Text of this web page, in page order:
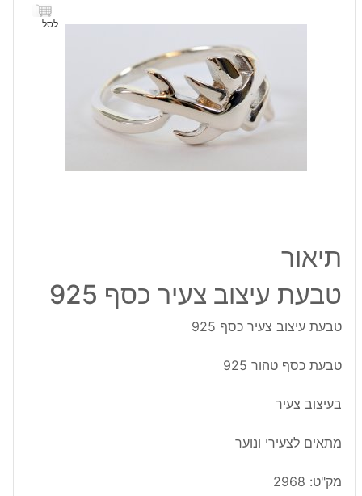
טבעת
לסל
תיאור
טבעת עיצוב צעיר כסף 925
טבעת עיצוב צעיר כסף 925
טבעת כסף טהור 925
בעיצוב צעיר
מתאים לצעירי ונוער
מק"ט: 2968